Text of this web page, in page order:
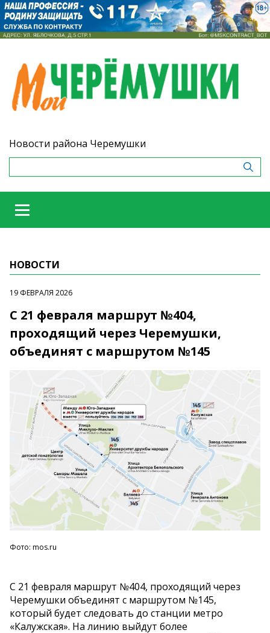
Новости района Черемушки
НОВОСТИ
19 ФЕВРАЛЯ 2026
С 21 февраля маршрут №404,
проходящий через Черемушки,
объединят с маршрутом №145
Фото: mos.ru
С 21 февраля маршрут №404, проходящий через
Черемушки объединят с маршрутом №145,
который будет следовать до станции метро
«Калужская». На линию выйдут более